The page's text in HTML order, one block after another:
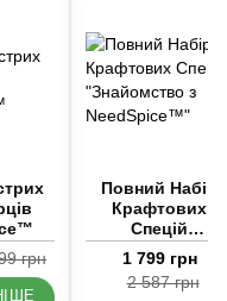
грн
Повний Набір
Крафтових
Спецій
«Знайомство з
NeedSpice™»
1 799 грн
2 587 грн